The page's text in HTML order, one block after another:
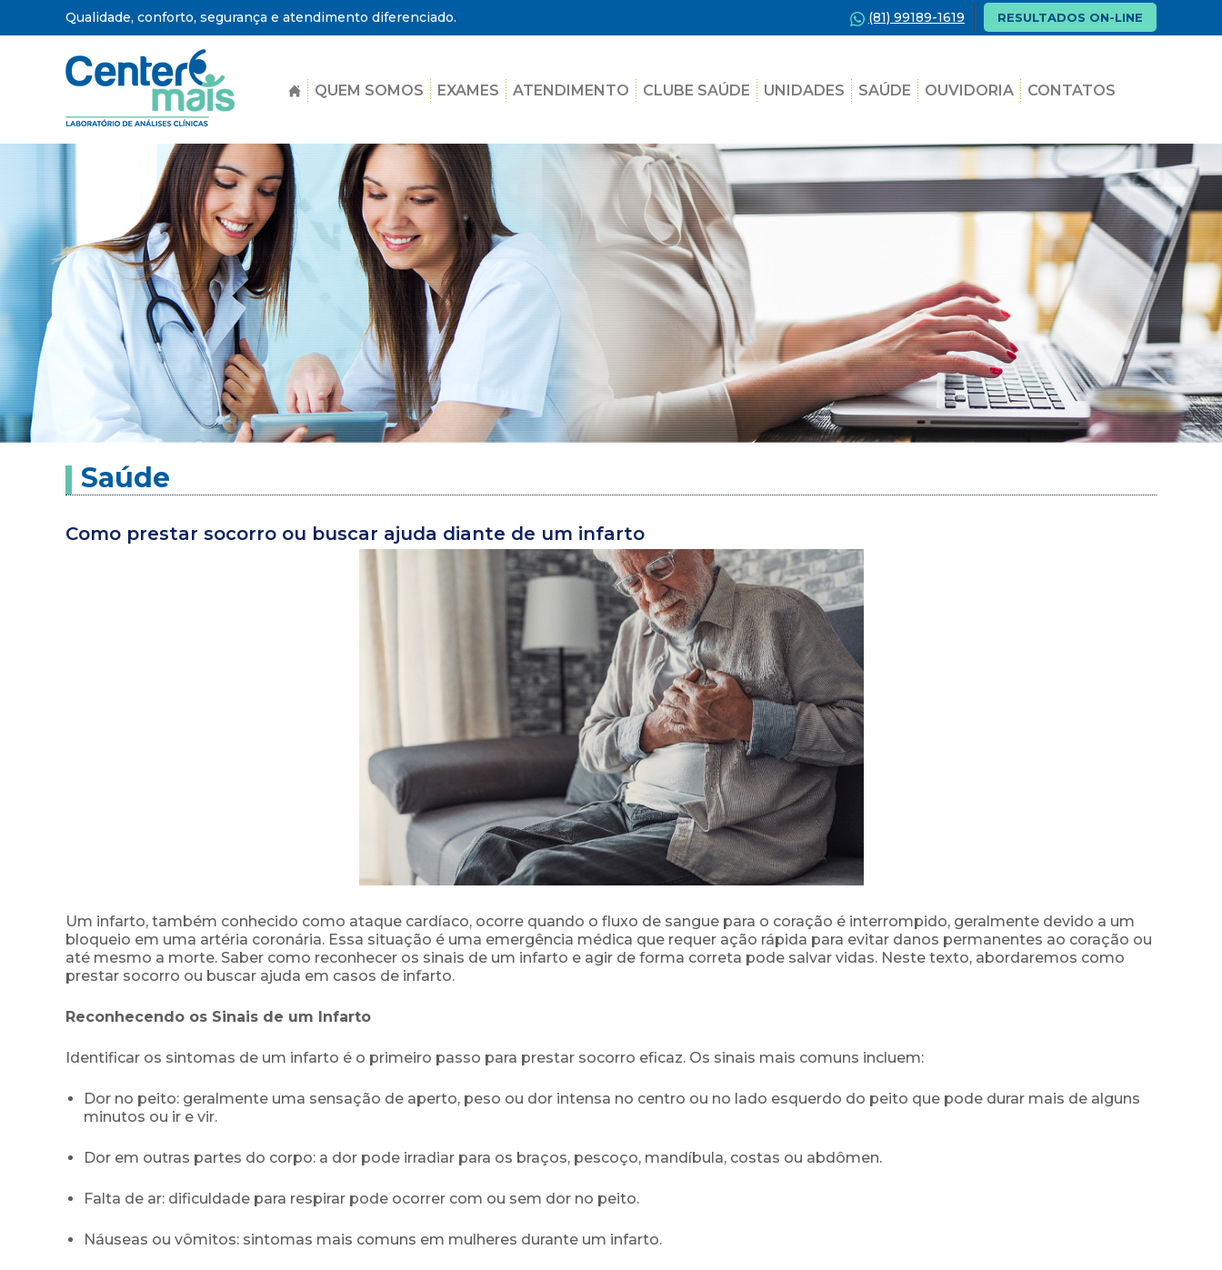
Qualidade, conforto, segurança e atendimento diferenciado. (81) 99189-1619 RESULTADOS ON-LINE
Laboratório
Clínicas
QUEM SOMOS EXAMES ATENDIMENTO CLUBE SAÚDE UNIDADES SAÚDE OUVIDORIA CONTATOS
Saúde
Como prestar socorro ou buscar ajuda diante de um infarto
Um infarto, também conhecido como ataque cardíaco, ocorre quando o fluxo de sangue para o coração é interrompido, geralmente devido a um
bloqueio em uma artéria coronária. Essa situação é uma emergência médica que requer ação rápida para evitar danos permanentes ao coração ou
até mesmo a morte. Saber como reconhecer os sinais de um infarto e agir de forma correta pode salvar vidas. Neste texto, abordaremos como
prestar socorro ou buscar ajuda em casos de infarto.
Reconhecendo os Sinais de um Infarto
Identificar os sintomas de um infarto é o primeiro passo para prestar socorro eficaz. Os sinais mais comuns incluem:
Dor no peito: geralmente uma sensação de aperto, peso ou dor intensa no centro ou no lado esquerdo do peito que pode durar mais de alguns
minutos ou ir e vir.
Dor em outras partes do corpo: a dor pode irradiar para os braços, pescoço, mandíbula, costas ou abdômen.
Falta de ar: dificuldade para respirar pode ocorrer com ou sem dor no peito.
Náuseas ou vômitos: sintomas mais comuns em mulheres durante um infarto.